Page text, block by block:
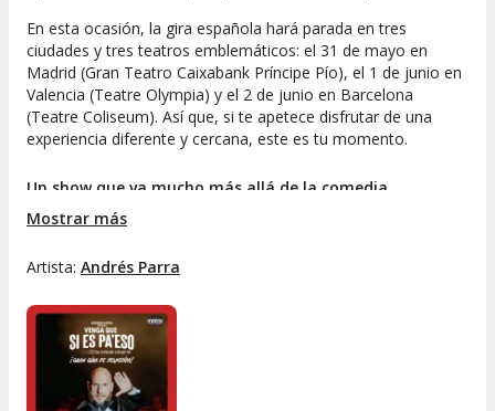
En esta ocasión, la gira española hará parada en tres
ciudades y tres teatros emblemáticos: el 31 de mayo en
Madrid (Gran Teatro Caixabank Príncipe Pío), el 1 de junio en
Valencia (Teatre Olympia) y el 2 de junio en Barcelona
(Teatre Coliseum). Así que, si te apetece disfrutar de una
experiencia diferente y cercana, este es tu momento.
Un show que va mucho más allá de la comedia
Andrés Parra desnuda su alma en el escenario para invitarte
a reírte de tus propias inseguridades, reflexionar sobre la vida
cotidiana y descubrir que todos compartimos miedos y
anhelos. Con una puesta en escena sencilla y un formato
íntimo, el espectáculo te hará pasar de la carcajada a la
emoción en cuestión de segundos.
Mostrar más
Artista: Andrés Parra